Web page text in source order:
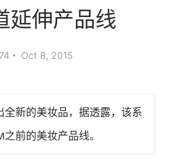
延伸产品线
Oct 8, 2015
全新的美妆品，据透露，该系
前的美妆产品线。